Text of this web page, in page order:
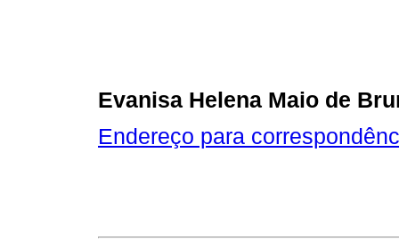
Evanisa Helena Maio de
Endereço para